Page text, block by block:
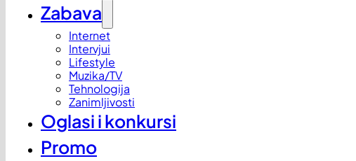
Zabava
Internet
Intervjui
Lifestyle
Muzika/TV
Tehnologija
Zanimljivosti
Oglasi i konkursi
Promo